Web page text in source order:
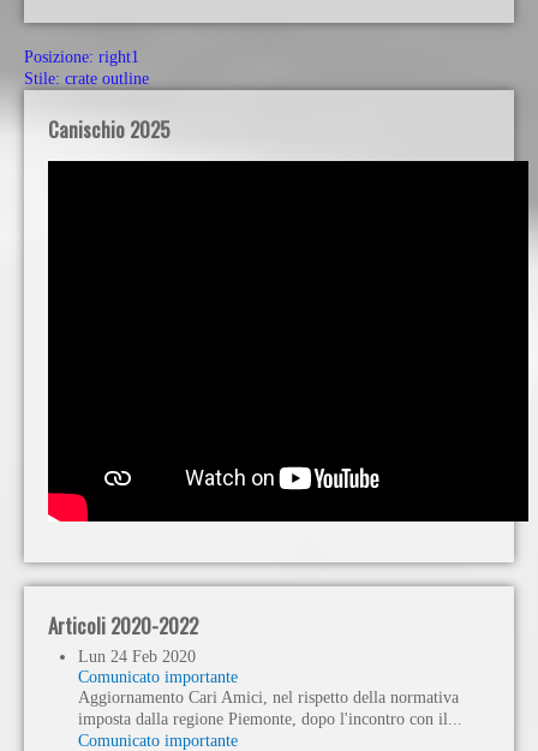
Posizione: right1
Stile: crate outline
Canischio 2025
Articoli 2020-2022
Lun 24 Feb 2020
Comunicato importante
Aggiornamento Cari Amici, nel rispetto della normativa
imposta dalla regione Piemonte, dopo l'incontro con il...
Comunicato importante